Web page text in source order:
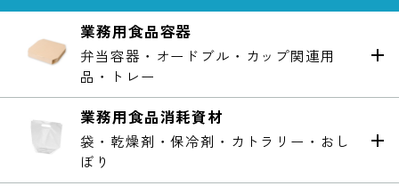
業務用食品容器
弁当容器・オードブル・カップ関連用
品・トレー
業務用食品消耗資材
袋・乾燥剤・保冷剤・カトラリー・おし
ぼり